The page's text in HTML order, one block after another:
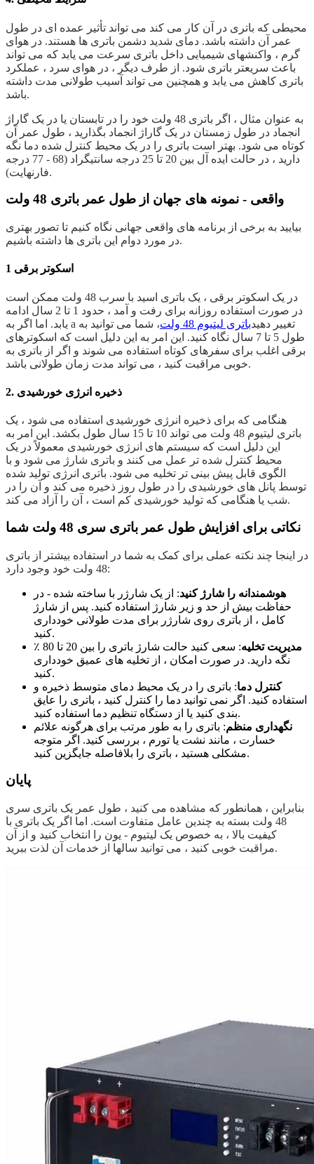
محیطی که باتری در آن کار می کند می تواند تأثیر عمده ای در طول
عمر آن داشته باشد. دمای شدید دشمن باتری ها هستند. در هوای
گرم ، واکنشهای شیمیایی داخل باتری سرعت می یابد که می تواند
باعث سریعتر باتری شود. از طرف دیگر ، در هوای سرد ، عملکرد
باتری کاهش می یابد و همچنین می تواند آسیب طولانی مدت داشته
باشد.
به عنوان مثال ، اگر باتری 48 ولت خود را در تابستان یا در یک گاراژ
انجماد در طول زمستان در یک گاراژ انجماد بگذارید ، طول عمر آن
کوتاه می شود. بهتر است باتری را در یک محیط کنترل شده دما نگه
دارید ، در حالت ایده آل بین 20 تا 25 درجه سانتیگراد (68 - 77 درجه
فارنهایت).
واقعی - نمونه های جهان از طول عمر باتری 48 ولت
بیایید به برخی از برنامه های واقعی جهانی نگاه کنیم تا تصور بهتری
در مورد دوام این باتری ها داشته باشیم.
1 اسکوتر برقی
در یک اسکوتر برقی ، یک باتری اسید با سرب 48 ولت ممکن است
در صورت استفاده روزانه برای رفت و آمد ، حدود 1 تا 2 سال ادامه
یابد. اما اگر به a تغییر دهیدباتری لیتیوم 48 ولت
، شما می توانید به
طول 5 تا 7 سال نگاه کنید. این امر به این دلیل است که اسکوترهای
برقی اغلب برای سفرهای کوتاه استفاده می شوند و اگر از باتری به
خوبی مراقبت کنید ، می تواند مدت زمان طولانی باشد.
2. ذخیره انرژی خورشیدی
هنگامی که برای ذخیره انرژی خورشیدی استفاده می شود ، یک
باتری لیتیوم 48 ولت می تواند 10 تا 15 سال طول بکشد. این امر به
این دلیل است که سیستم های انرژی خورشیدی معمولاً در یک
محیط کنترل شده تر عمل می کنند و باتری شارژ می شود و با
الگوی قابل پیش بینی تر تخلیه می شود. باتری انرژی تولید شده
توسط پانل های خورشیدی را در طول روز ذخیره می کند و آن را در
شب یا هنگامی که تولید خورشیدی کم است ، آن را آزاد می کند.
نکاتی برای افزایش طول عمر باتری سری 48 ولت شما
در اینجا چند نکته عملی برای کمک به شما در استفاده بیشتر از باتری
48 ولت خود وجود دارد:
هوشمندانه را شارژ کنید: از یک شارژر با ساخته شده - در
حفاظت بیش از حد و زیر شارژ استفاده کنید. پس از شارژ
کامل ، از باتری روی شارژر برای مدت طولانی خودداری
کنید.
مدیریت تخلیه
: سعی کنید حالت شارژ باتری را بین 20 تا 80 ٪
نگه دارید. در صورت امکان ، از تخلیه های عمیق خودداری
کنید.
کنترل دما: باتری را در یک محیط دمای متوسط ​​ذخیره و
استفاده کنید. اگر نمی توانید دما را کنترل کنید ، باتری را عایق
بندی کنید یا از دستگاه تنظیم دما استفاده کنید.
نگهداری منظم: باتری را به طور مرتب برای هرگونه علائم
خسارت ، مانند نشت یا تورم ، بررسی کنید. اگر متوجه
مشکلی هستید ، باتری را بلافاصله جایگزین کنید.
پایان
بنابراین ، همانطور که مشاهده می کنید ، طول عمر یک باتری سری
48 ولت بسته به چندین عامل متفاوت است. اما اگر یک باتری با
کیفیت بالا ، به خصوص یک لیتیوم - یون را انتخاب کنید و از آن
مراقبت خوبی کنید ، می توانید سالها از خدمات آن لذت ببرید.